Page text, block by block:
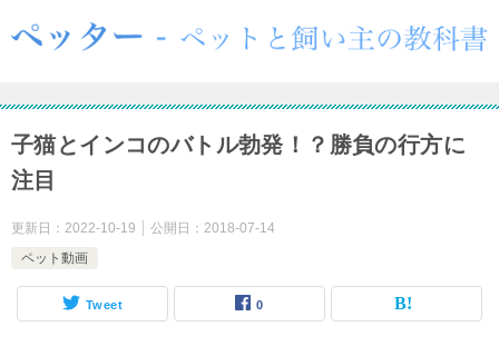
子猫とインコのバトル勃発！？勝負の行方に
注目
更新日： 2022-10-19 公開日： 2018-07-14
ペット動画
Tweet 0